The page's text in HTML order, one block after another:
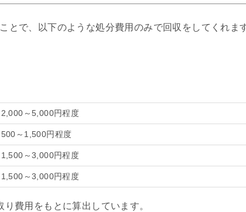
とで、以下のような処分費用のみで回収をしてくれま
2,000～5,000円程度
500～1,500円程度
1,500～3,000円程度
1,500～3,000円程度
費用をもとに算出しています。